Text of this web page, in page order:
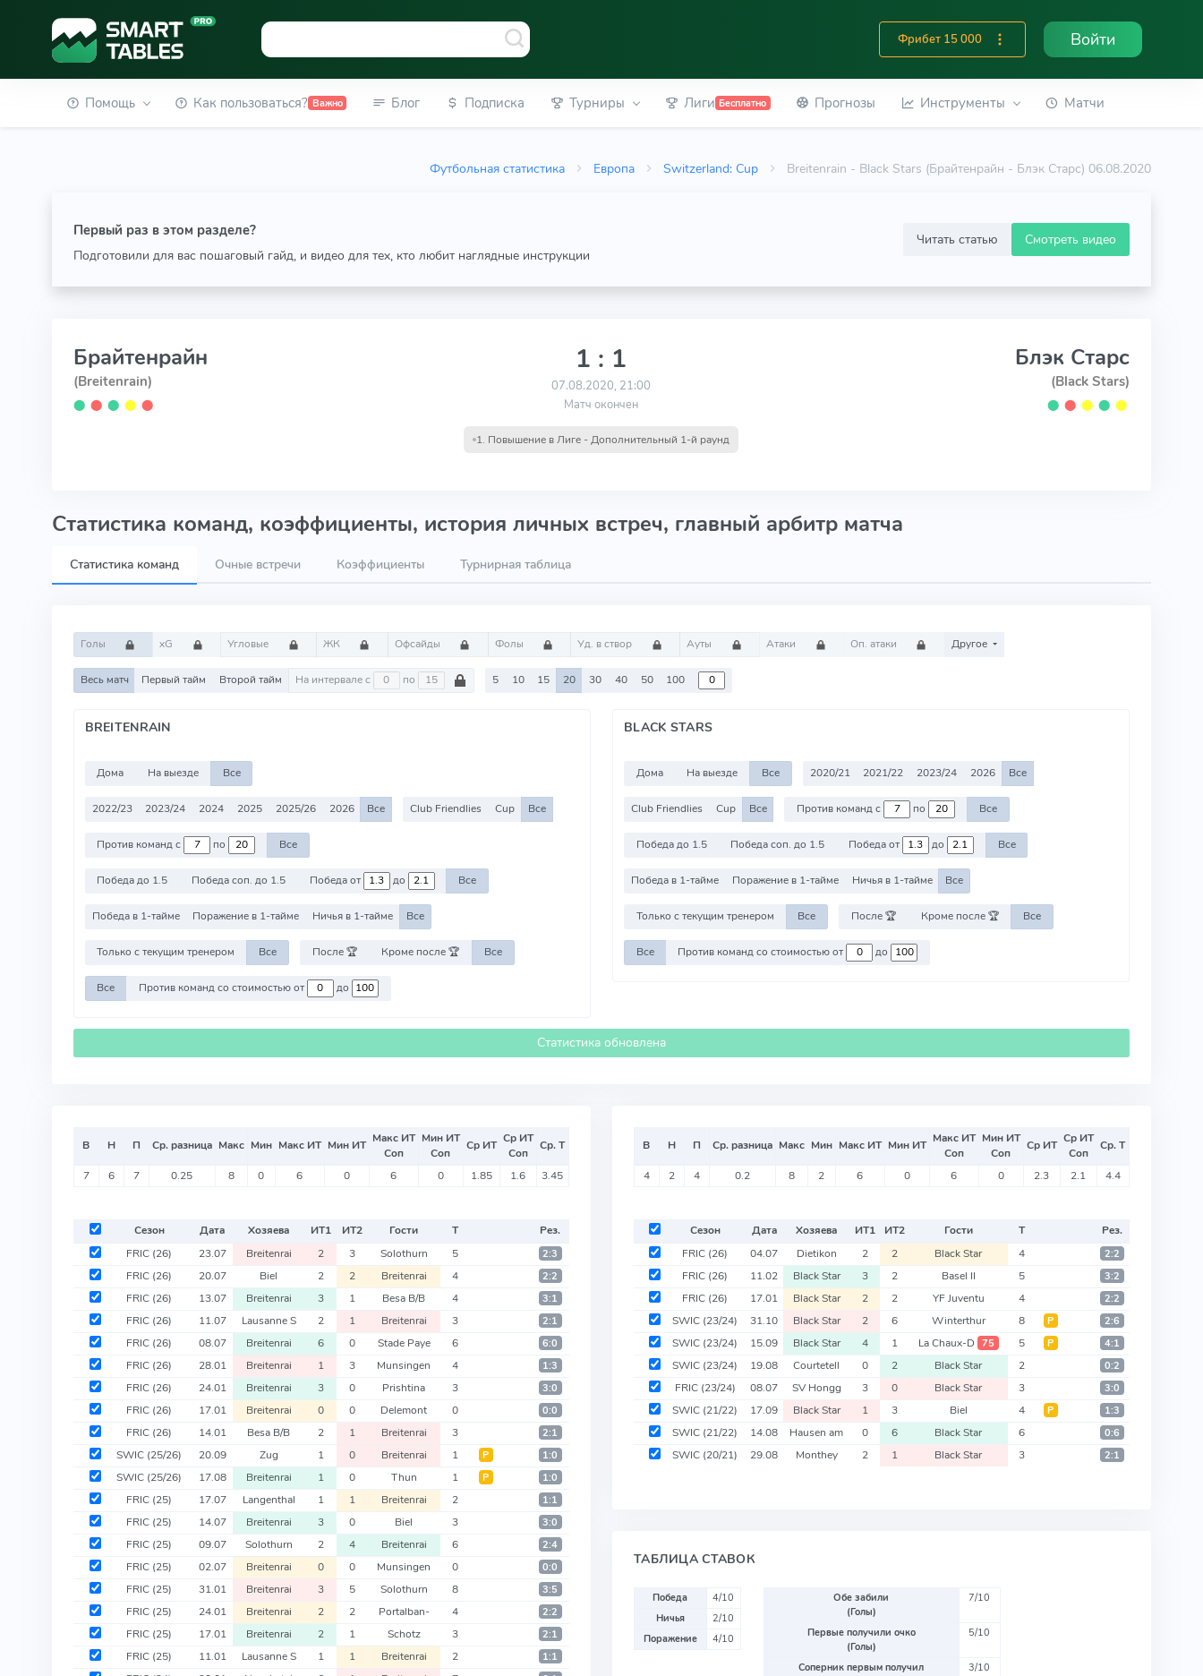
Фрибет 15 000 Войти
Помощь Как пользоваться? Важно Блог Подписка Турниры Лиги Бесплатно Прогнозы Инструменты Матчи
Футбольная статистика Европа Switzerland: Cup Breitenrain - Black Stars (Брайтенрайн - Блэк Старс) 06.08.2020
Первый раз в этом разделе?
Подготовили для вас пошаговый гайд, и видео для тех, кто любит наглядные инструкции
Читать статью Смотреть видео
Брайтенрайн
(Breitenrain)
⬤ ⬤ ⬤ ⬤ ⬤
1 : 1
07.08.2020, 21:00
Матч окончен
1. Повышение в Лиге - Дополнительный 1-й раунд
Блэк Старс
(Black Stars)
⬤ ⬤ ⬤ ⬤ ⬤
Статистика команд, коэффициенты, история личных встреч, главный арбитр матча
Статистика команд Очные встречи Коэффициенты Турнирная таблица
Голы xG Угловые ЖК Офсайды Фолы Уд. в створ Ауты Атаки Оп. атаки Другое
Весь матч Первый тайм Второй тайм На интервале с по 5 10 15 20 30 40 50 100
BREITENRAIN
Дома На выезде Все
2022/23 2023/24 2024 2025 2025/26 2026 Все Club Friendlies Cup Все
Против команд с по Все
Победа до 1.5 Победа соп. до 1.5 Победа от до Все
Победа в 1-тайме Поражение в 1-тайме Ничья в 1-тайме Все
Только с текущим тренером Все После 🏆 Кроме после 🏆 Все
Все Против команд со стоимостью от до
BLACK STARS
Дома На выезде Все 2020/21 2021/22 2023/24 2026 Все
Club Friendlies Cup Все Против команд с по Все
Победа до 1.5 Победа соп. до 1.5 Победа от до Все
Победа в 1-тайме Поражение в 1-тайме Ничья в 1-тайме Все
Только с текущим тренером Все После 🏆 Кроме после 🏆 Все
Все Против команд со стоимостью от до
Статистика обновлена
В Н П Ср. разница Макс Мин Макс ИТ Мин ИТ Макс ИТ
Соп
Мин ИТ
Соп
Ср ИТ Ср ИТ
Соп
Ср. Т
7 6 7 0.25 8 0 6 0 6 0 1.85 1.6 3.45
Сезон Дата Хозяева ИТ1 ИТ2 Гости Т
Рез.
FRIC (26) 23.07 Breitenrai 2 3 Solothurn 5 2:3
FRIC (26) 20.07 Biel 2 2 Breitenrai 4 2:2
FRIC (26) 13.07 Breitenrai 3 1 Besa B/B 4 3:1
FRIC (26) 11.07 Lausanne S 2 1 Breitenrai 3 2:1
FRIC (26) 08.07 Breitenrai 6 0 Stade Paye 6 6:0
FRIC (26) 28.01 Breitenrai 1 3 Munsingen 4 1:3
FRIC (26) 24.01 Breitenrai 3 0 Prishtina 3 3:0
FRIC (26) 17.01 Breitenrai 0 0 Delemont 0 0:0
FRIC (26) 14.01 Besa B/B 2 1 Breitenrai 3 2:1
SWIC (25/26) 20.09 Zug 1 0 Breitenrai 1 Р 1:0
SWIC (25/26) 17.08 Breitenrai 1 0 Thun 1 Р 1:0
FRIC (25) 17.07 Langenthal 1 1 Breitenrai 2 1:1
FRIC (25) 14.07 Breitenrai 3 0 Biel 3 3:0
FRIC (25) 09.07 Solothurn 2 4 Breitenrai 6 2:4
FRIC (25) 02.07 Breitenrai 0 0 Munsingen 0 0:0
FRIC (25) 31.01 Breitenrai 3 5 Solothurn 8 3:5
FRIC (25) 24.01 Breitenrai 2 2 Portalban- 4 2:2
FRIC (25) 17.01 Breitenrai 2 1 Schotz 3 2:1
FRIC (25) 11.01 Lausanne S 1 1 Breitenrai 2 1:1
В Н П Ср. разница Макс Мин Макс ИТ Мин ИТ Макс ИТ
Соп
Мин ИТ
Соп
Ср ИТ Ср ИТ
Соп
Ср. Т
4 2 4 0.2 8 2 6 0 6 0 2.3 2.1 4.4
Сезон Дата Хозяева ИТ1 ИТ2 Гости Т
Рез.
FRIC (26) 04.07 Dietikon 2 2 Black Star 4 2:2
FRIC (26) 11.02 Black Star 3 2 Basel II 5 3:2
FRIC (26) 17.01 Black Star 2 2 YF Juventu 4 2:2
SWIC (23/24) 31.10 Black Star 2 6 Winterthur 8 Р 2:6
SWIC (23/24) 15.09 Black Star 4 1 La Chaux-D 75 5 Р 4:1
SWIC (23/24) 19.08 Courtetell 0 2 Black Star 2 0:2
FRIC (23/24) 08.07 SV Hongg 3 0 Black Star 3 3:0
SWIC (21/22) 17.09 Black Star 1 3 Biel 4 Р 1:3
SWIC (21/22) 14.08 Hausen am 0 6 Black Star 6 0:6
SWIC (20/21) 29.08 Monthey 2 1 Black Star 3 2:1
ТАБЛИЦА СТАВОК
Победа
4/10
Ничья
2/10
Поражение
4/10
Обе забили
(Голы)
7/10
Первые получили очко
(Голы)
5/10
Соперник первым получил
3/10